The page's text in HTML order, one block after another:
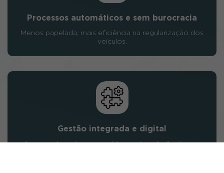
Processos automáticos e sem burocracia
Menos papelada, mais eficiência na regularização dos
veículos.
Gestão integrada e digital
Acompanhe estoque, registros e transferências em